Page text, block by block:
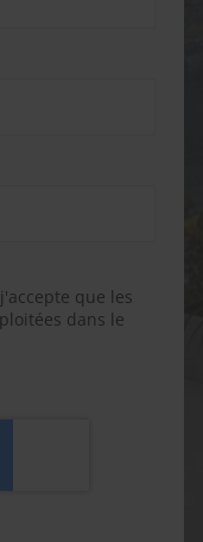
que les
dans le